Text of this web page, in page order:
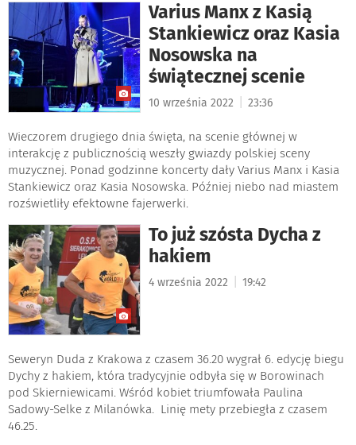
Varius Manx z Kasią
Stankiewicz oraz Kasia
Nosowska na
świątecznej scenie
10 września 2022 23:36
Wieczorem drugiego dnia święta, na scenie głównej w
interakcję z publicznością weszły gwiazdy polskiej sceny
muzycznej. Ponad godzinne koncerty dały Varius Manx i Kasia
Stankiewicz oraz Kasia Nosowska. Później niebo nad miastem
rozświetliły efektowne fajerwerki.
To już szósta Dycha z
hakiem
4 września 2022 19:42
Seweryn Duda z Krakowa z czasem 36.20 wygrał 6. edycję biegu
Dychy z hakiem, która tradycyjnie odbyła się w Borowinach
pod Skierniewicami. Wśród kobiet triumfowała Paulina
Sadowy-Selke z Milanówka. Linię mety przebiegła z czasem
46.25.